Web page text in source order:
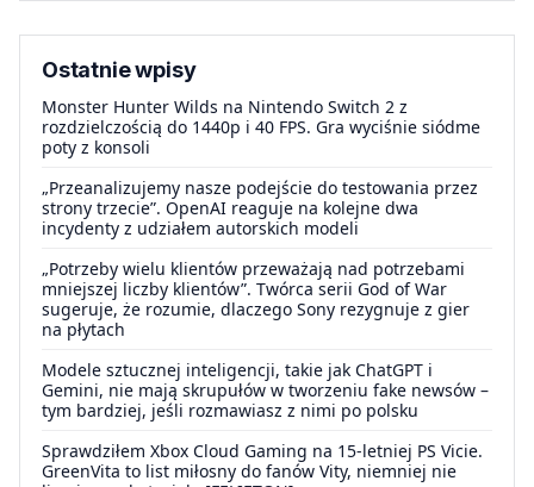
Ostatnie wpisy
Monster Hunter Wilds na Nintendo Switch 2 z
rozdzielczością do 1440p i 40 FPS. Gra wyciśnie siódme
poty z konsoli
„Przeanalizujemy nasze podejście do testowania przez
strony trzecie”. OpenAI reaguje na kolejne dwa
incydenty z udziałem autorskich modeli
„Potrzeby wielu klientów przeważają nad potrzebami
mniejszej liczby klientów”. Twórca serii God of War
sugeruje, że rozumie, dlaczego Sony rezygnuje z gier
na płytach
Modele sztucznej inteligencji, takie jak ChatGPT i
Gemini, nie mają skrupułów w tworzeniu fake newsów –
tym bardziej, jeśli rozmawiasz z nimi po polsku
Sprawdziłem Xbox Cloud Gaming na 15-letniej PS Vicie.
GreenVita to list miłosny do fanów Vity, niemniej nie